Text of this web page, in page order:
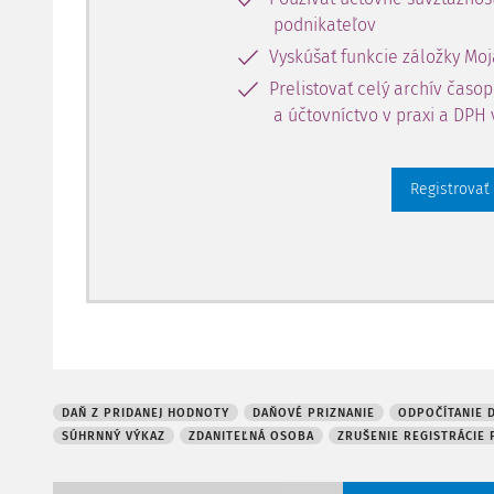
2021 sa zo zákona stáva platiteľom DPH aj
tovaru na území EÚ uskutočnené dodávateľom z
podnikateľov
Vyskúšať funkcie záložky
Prelistovať celý archív
a účtovníctvo v praxi a DPH
Registrovať
DAŇ Z PRIDANEJ HODNOTY DAŇOVÉ PRIZNANIE ODPOČÍTANIE
SÚHRNNÝ VÝKAZ
ZDANITEĽNÁ OSOBA ZRUŠENIE REGISTRÁCIE